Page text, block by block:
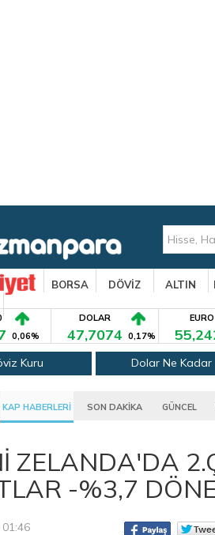
BORSA DÖVİZ ALTIN
0,06%
DOLAR
47,7074 0,17%
EURO
Kuru Dolar Ne Kadar
KAP HABERLERİ SON DAKİKA GÜNCEL
ZELANDA'DA
-%3,7